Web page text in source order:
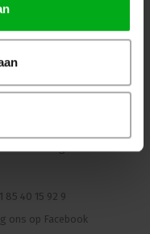
LED Movinghead
| 29dB(A) | 18 gobo's
Login voor prijzen
85 40 15 92 9
ons op Facebook